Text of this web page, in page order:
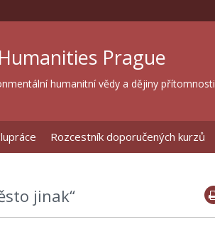
Prague
humanitní vědy a dějiny přítomnosti
jinak“
Rozcestník doporučených kurzů